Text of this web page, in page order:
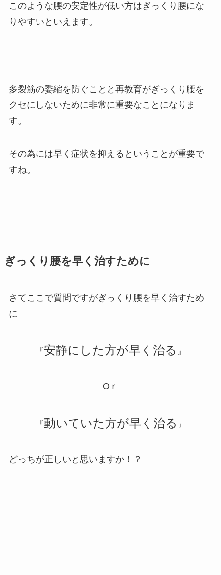
このような腰の安定性が低い方はぎっくり腰にな
りやすいといえます。
多裂筋の委縮を防ぐことと再教育がぎっくり腰を
クセにしないために非常に重要なことになりま
す。
その為には早く症状を抑えるということが重要で
すね。
ぎっくり腰を早く治すために
さてここで質問ですがぎっくり腰を早く治すため
に
『安静にした方が早く治る 』
Oｒ
『動いていた方が早く治る 』
どっちが正しいと思いますか！？